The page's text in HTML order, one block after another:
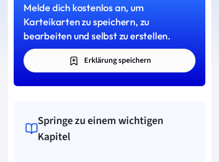
Melde dich kostenlos an, um
Karteikarten zu speichern, zu
bearbeiten und selbst zu erstellen.
Erklärung speichern
Springe zu einem wichtigen
Kapitel